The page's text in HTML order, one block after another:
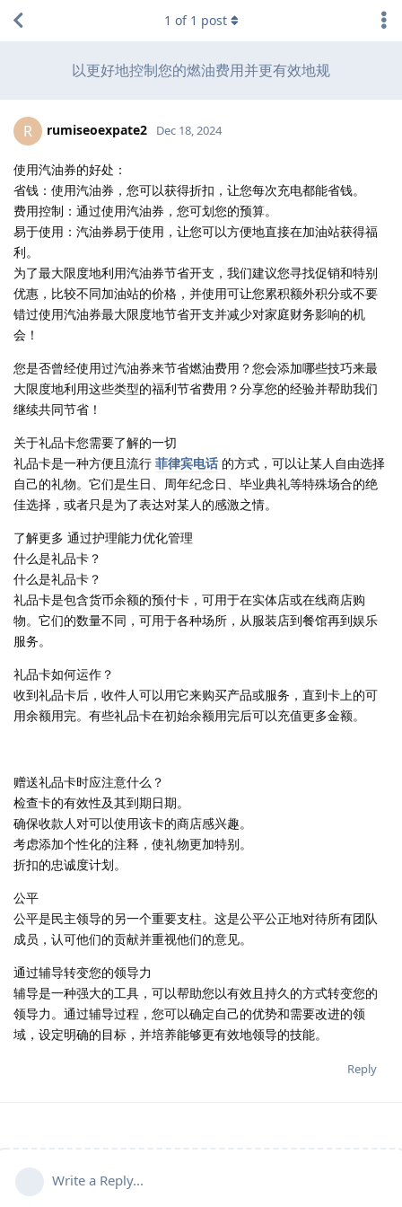
以更好地控制您的燃油费用并更有效地规
1 of 1 post
R rumiseoexpate2 Dec 18, 2024
使用汽油券的好处：
省钱：使用汽油券，您可以获得折扣，让您每次充电都能省钱。
费用控制：通过使用汽油券，您可划您的预算。
易于使用：汽油券易于使用，让您可以方便地直接在加油站获得福
利。
为了最大限度地利用汽油券节省开支，我们建议您寻找促销和特别
优惠，比较不同加油站的价格，并使用可让您累积额外积分或不要
错过使用汽油券最大限度地节省开支并减少对家庭财务影响的机
会！
您是否曾经使用过汽油券来节省燃油费用？您会添加哪些技巧来最
大限度地利用这些类型的福利节省费用？分享您的经验并帮助我们
继续共同节省！
关于礼品卡您需要了解的一切
礼品卡是一种方便且流行 菲律宾电话 的方式，可以让某人自由选择
自己的礼物。它们是生日、周年纪念日、毕业典礼等特殊场合的绝
佳选择，或者只是为了表达对某人的感激之情。
了解更多 通过护理能力优化管理
什么是礼品卡？
什么是礼品卡？
礼品卡是包含货币余额的预付卡，可用于在实体店或在线商店购
物。它们的数量不同，可用于各种场所，从服装店到餐馆再到娱乐
服务。
礼品卡如何运作？
收到礼品卡后，收件人可以用它来购买产品或服务，直到卡上的可
用余额用完。有些礼品卡在初始余额用完后可以充值更多金额。
赠送礼品卡时应注意什么？
检查卡的有效性及其到期日期。
确保收款人对可以使用该卡的商店感兴趣。
考虑添加个性化的注释，使礼物更加特别。
折扣的忠诚度计划。
公平
公平是民主领导的另一个重要支柱。这是公平公正地对待所有团队
成员，认可他们的贡献并重视他们的意见。
通过辅导转变您的领导力
辅导是一种强大的工具，可以帮助您以有效且持久的方式转变您的
领导力。通过辅导过程，您可以确定自己的优势和需要改进的领
域，设定明确的目标，并培养能够更有效地领导的技能。
Reply
Write a Reply...